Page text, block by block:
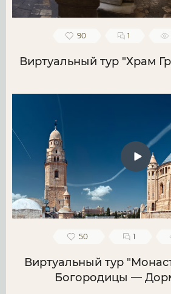
90 1
Виртуальный тур "Храм
50 1
Виртуальный тур
Богородицы —